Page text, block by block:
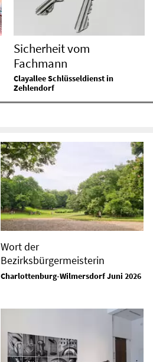
Sicherheit vom
Fachmann
Clayallee Schlüsseldienst in
Zehlendorf
Wort der
Bezirksbürgermeisterin
Charlottenburg-Wilmersdorf Juni 2026